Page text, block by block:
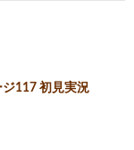
ジ117 初見実況